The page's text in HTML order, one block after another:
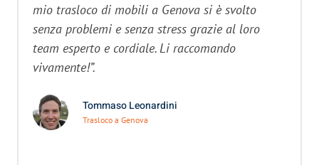
mio trasloco di mobili a Genova si è svolto
senza problemi e senza stress grazie al loro
team esperto e cordiale. Li raccomando
vivamente!”.
Tommaso Leonardini
Trasloco a Genova